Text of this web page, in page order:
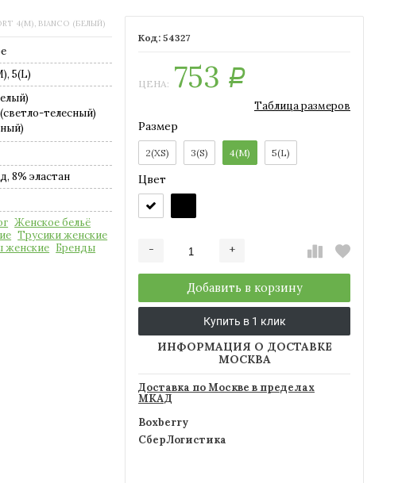
54327
ЦЕНА: 753 Р
Таблица размеров
Размер
2(XS) 3(S) 4(M) 5(L)
Цвет
- +
Добавить в корзину
Купить в 1 клик
ИНФОРМАЦИЯ О ДОСТАВКЕ
МОСКВА
Доставка по Москве в пределах
МКАД
Boxberry
СберЛогистика
4(M), BIANCO (БЕЛЫЙ)
5(L)
телесный)
8% эластан
Женское бельё
Трусики женские
женские Бренды